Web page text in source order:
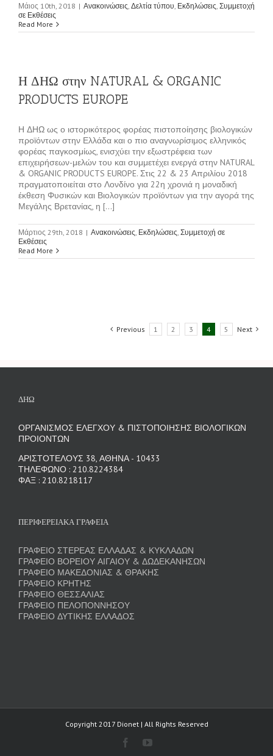
Μάιος 10th, 2018 | Ανακοινώσεις Δελτία τύπου Εκδηλώσεις Συμμετοχή
σε Εκθέσεις
Read More
Η ΔΗΩ στην NATURAL & ORGANIC
PRODUCTS EUROPE
Η ΔΗΩ ως ο ιστορικότερος φορέας πιστοποίησης βιολογικών
προϊόντων στην Ελλάδα και ο πιο αναγνωρίσιμος ελληνικός
φορέας παγκοσμίως, ενισχύει την εξωστρέφεια των
επιχειρήσεων-μελών του και συμμετέχει ενεργά στην NATURAL
& ORGANIC PRODUCTS EUROPE. Στις 22 & 23 Απριλίου 2018
πραγματοποιείται στο Λονδίνο για 22η χρονιά η μοναδική
έκθεση Φυσικών και Βιολογικών προϊόντων για την αγορά της
Μεγάλης Βρετανίας, η [...]
Μάρτιος 29th, 2018 | Ανακοινώσεις Εκδηλώσεις Συμμετοχή σε
Εκθέσεις
Read More
Previous 1 2 3 4 5 Next
ΔΗΩ
ΟΡΓΑΝΙΣΜΟΣ ΕΛΕΓΧΟΥ & ΠΙΣΤΟΠΟΙΗΣΗΣ ΒΙΟΛΟΓΙΚΩΝ
ΠΡΟΙΟΝΤΩΝ
ΑΡΙΣΤΟΤΕΛΟΥΣ 38, ΑΘΗΝΑ - 10433
ΤΗΛΕΦΩΝΟ : 210.8224384
ΦΑΞ : 210.8218117
ΠΕΡΙΦΕΡΕΙΑΚΑ ΓΡΑΦΕΙΑ
ΓΡΑΦΕΙΟ ΣΤΕΡΕΑΣ ΕΛΛΑΔΑΣ & ΚΥΚΛΑΔΩΝ
ΓΡΑΦΕΙΟ ΒΟΡΕΙΟΥ ΑΙΓΑΙΟΥ & ΔΩΔΕΚΑΝΗΣΩΝ
ΓΡΑΦΕΙΟ ΜΑΚΕΔΟΝΙΑΣ & ΘΡΑΚΗΣ
ΓΡΑΦΕΙΟ ΚΡΗΤΗΣ
ΓΡΑΦΕΙΟ ΘΕΣΣΑΛΙΑΣ
ΓΡΑΦΕΙΟ ΠΕΛΟΠΟΝΝΗΣΟΥ
ΓΡΑΦΕΙΟ ΔΥΤΙΚΗΣ ΕΛΛΑΔΟΣ
Copyright 2017 Dionet | All Rights Reserved
FacebookYouTube